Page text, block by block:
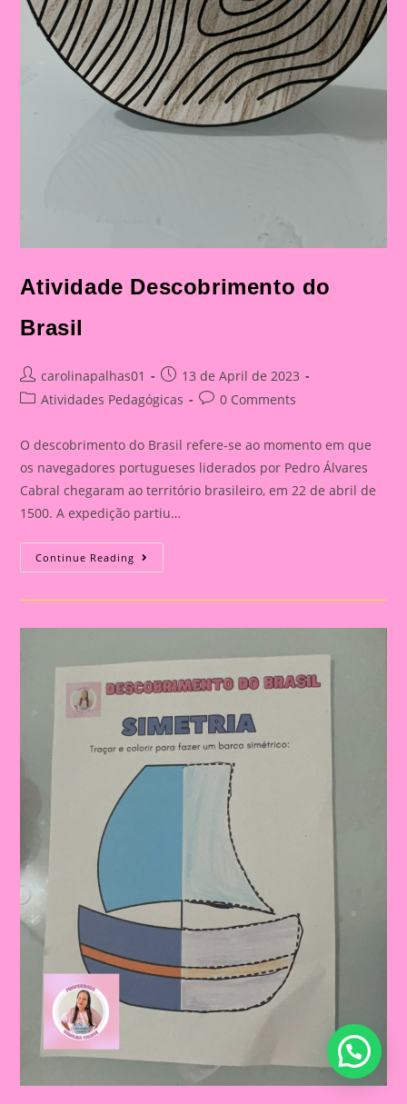
Atividade Descobrimento do
Brasil
Post
author:
carolinapalhas01
Post
published:
13 de April de 2023
PostAtividades Pedagógicas
Post0 Comments
O descobrimento do Brasil refere-se ao momento em que
os navegadores portugueses liderados por Pedro Álvares
Cabral chegaram ao território brasileiro, em 22 de abril de
1500. A expedição partiu…
Continue Reading Atividade
Descobrimento